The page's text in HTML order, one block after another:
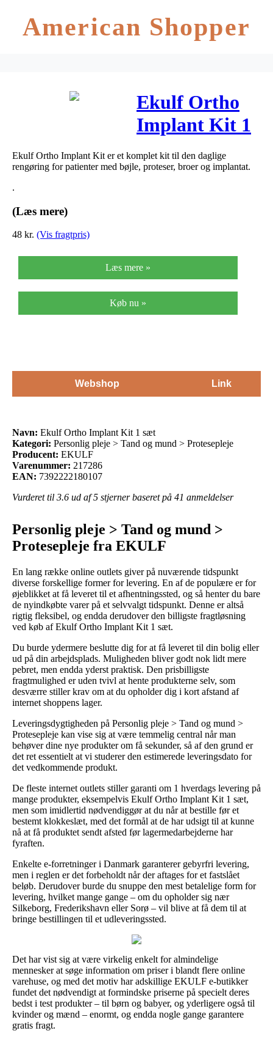
American Shopper
Ekulf Ortho
Implant Kit 1
sæt
Ekulf Ortho Implant Kit er et komplet kit til den daglige
rengøring for patienter med bøjle, proteser, broer og implantat.
.
(Læs mere)
48 kr. (Vis fragtpris)
Læs mere »
Køb nu »
Webshop Link
Navn: Ekulf Ortho Implant Kit 1 sæt
Kategori: Personlig pleje > Tand og mund > Protesepleje
Producent: EKULF
Varenummer: 217286
EAN: 7392222180107
Vurderet til 3.6 ud af 5 stjerner baseret på 41 anmeldelser
Personlig pleje > Tand og mund >
Protesepleje fra EKULF
En lang række online outlets giver på nuværende tidspunkt
diverse forskellige former for levering. En af de populære er for
øjeblikket at få leveret til et afhentningssted, og så henter du bare
de nyindkøbte varer på et selvvalgt tidspunkt. Denne er altså
rigtig fleksibel, og endda derudover den billigste fragtløsning
ved køb af Ekulf Ortho Implant Kit 1 sæt.
Du burde ydermere beslutte dig for at få leveret til din bolig eller
ud på din arbejdsplads. Muligheden bliver godt nok lidt mere
pebret, men endda yderst praktisk. Den prisbilligste
fragtmulighed er uden tvivl at hente produkterne selv, som
desværre stiller krav om at du opholder dig i kort afstand af
internet shoppens lager.
Leveringsdygtigheden på Personlig pleje > Tand og mund >
Protesepleje kan vise sig at være temmelig central når man
behøver dine nye produkter om få sekunder, så af den grund er
det ret essentielt at vi studerer den estimerede leveringsdato for
det vedkommende produkt.
De fleste internet outlets stiller garanti om 1 hverdags levering på
mange produkter, eksempelvis Ekulf Ortho Implant Kit 1 sæt,
men som imidlertid nødvendiggør at du når at bestille før et
bestemt klokkeslæt, med det formål at de har udsigt til at kunne
nå at få produktet sendt afsted før lagermedarbejderne har
fyraften.
Enkelte e-forretninger i Danmark garanterer gebyrfri levering,
men i reglen er det forbeholdt når der aftages for et fastslået
beløb. Derudover burde du snuppe den mest betalelige form for
levering, hvilket mange gange – om du opholder sig nær
Silkeborg, Frederikshavn eller Sorø – vil blive at få dem til at
bringe bestillingen til et udleveringssted.
Det har vist sig at være virkelig enkelt for almindelige
mennesker at søge information om priser i blandt flere online
varehuse, og med det motiv har adskillige EKULF e-butikker
fundet det nødvendigt at formindske priserne på specielt deres
bedst i test produkter – til børn og babyer, og yderligere også til
kvinder og mænd – enormt, og endda nogle gange garantere
gratis fragt.